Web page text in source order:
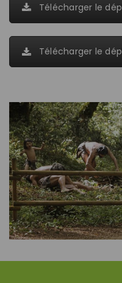
Télécharger le
Télécharger le